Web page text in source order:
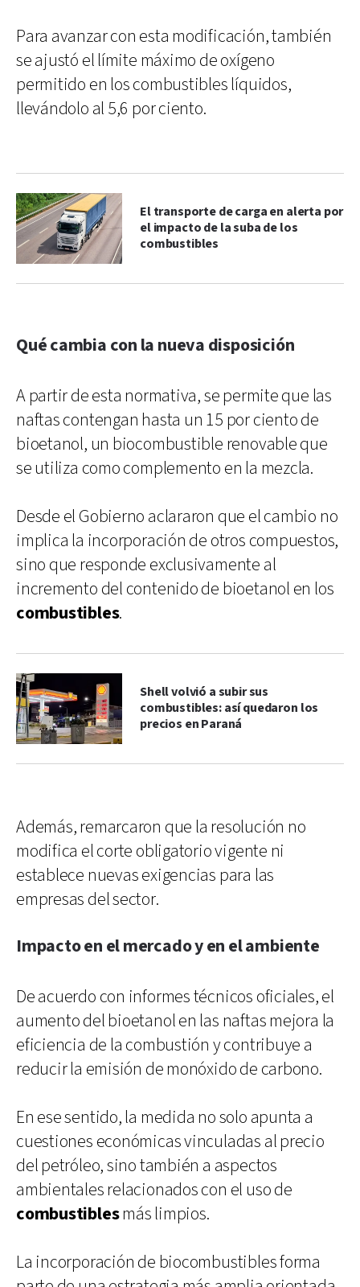
Para avanzar con esta modificación, también
se ajustó el límite máximo de oxígeno
permitido en los combustibles líquidos,
llevándolo al 5,6 por ciento.
El transporte de carga en alerta por
el impacto de la suba de los
combustibles
Qué cambia con la nueva disposición
A partir de esta normativa, se permite que las
naftas contengan hasta un 15 por ciento de
bioetanol, un biocombustible renovable que
se utiliza como complemento en la mezcla.
Desde el Gobierno aclararon que el cambio no
implica la incorporación de otros compuestos,
sino que responde exclusivamente al
incremento del contenido de bioetanol en los
combustibles.
Shell volvió a subir sus
combustibles: así quedaron los
precios en Paraná
Además, remarcaron que la resolución no
modifica el corte obligatorio vigente ni
establece nuevas exigencias para las
empresas del sector.
Impacto en el mercado y en el ambiente
De acuerdo con informes técnicos oficiales, el
aumento del bioetanol en las naftas mejora la
eficiencia de la combustión y contribuye a
reducir la emisión de monóxido de carbono.
En ese sentido, la medida no solo apunta a
cuestiones económicas vinculadas al precio
del petróleo, sino también a aspectos
ambientales relacionados con el uso de
combustiblesmás limpios.
La incorporación de biocombustibles forma